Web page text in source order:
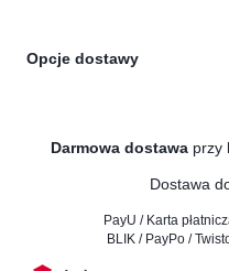
Opcje dostawy
Darmowa dostawaprzy
Dostawa
PayU / Karta
BLIK / PayPo /